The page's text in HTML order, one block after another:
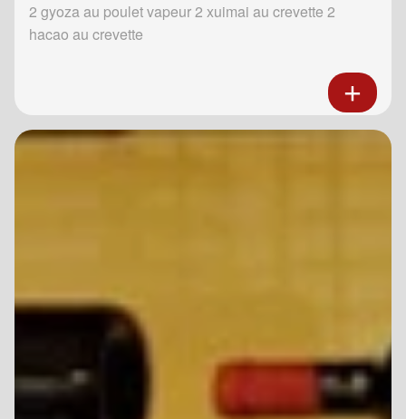
2 gyoza au poulet vapeur 2 xuimai au crevette 2
hacao au crevette